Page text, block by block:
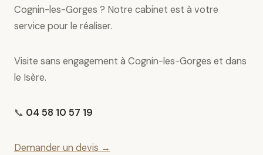
Cognin-les-Gorges ? Notre cabinet est à votre
service pour le réaliser.
Visite sans engagement à Cognin-les-Gorges et dans
le Isère.
📞 04 58 10 57 19
Demander un devis →